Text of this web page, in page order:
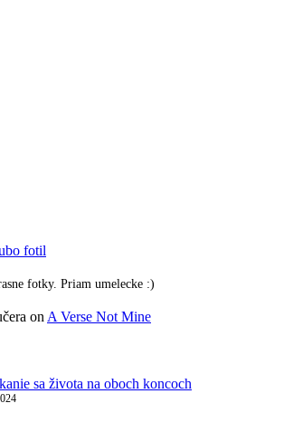
fotil
fotky. Priam umelecke :)
on A Verse Not Mine
sa života na oboch koncoch